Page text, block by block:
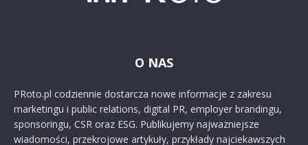
O NAS
PRoto.pl codziennie dostarcza nowe informacje z zakresu
marketingu i public relations, digital PR, employer brandingu,
sponsoringu, CSR oraz ESG. Publikujemy najważniejsze
wiadomości, przekrojowe artykuły, przykłady najciekawszych